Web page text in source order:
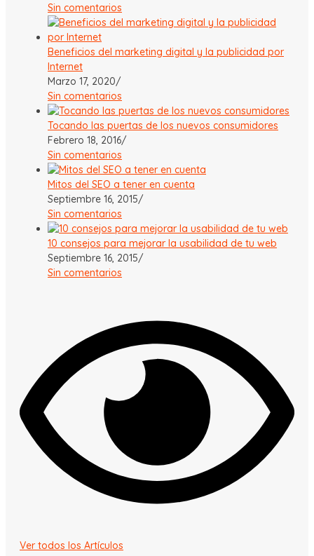
Sin comentarios
Beneficios del marketing digital y la publicidad por
Internet
Marzo 17, 2020/
Sin comentarios
Tocando las puertas de los nuevos consumidores
Febrero 18, 2016/
Sin comentarios
Mitos del SEO a tener en cuenta
Septiembre 16, 2015/
Sin comentarios
10 consejos para mejorar la usabilidad de tu web
Septiembre 16, 2015/
Sin comentarios
Ver todos los Artículos